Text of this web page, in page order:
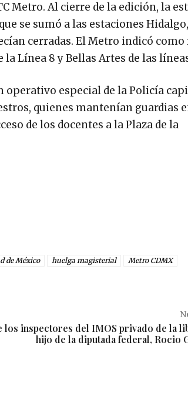
Metro. Al cierre de la edición, la
se sumó a las estaciones
cerradas. El Metro indicó como
Línea 8 y Bellas Artes de las
operativo especial de la Policía
quienes mantenían guardias
de los docentes a la Plaza de la
de México huelga magisterial
Metro CDMX
los inspectores del IMOS privado de la
hijo de la diputada federal, Rocio